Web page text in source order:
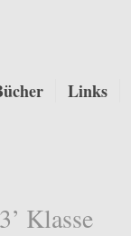
Links
Klasse